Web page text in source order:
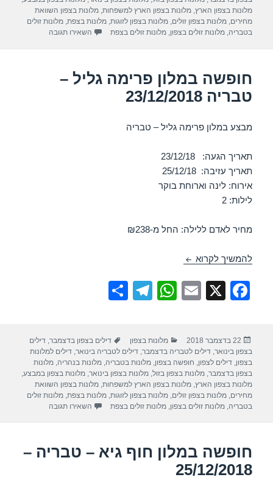
o
o
p
p
m
מלונות בצפון הארץ,מלונות בצפון הארץ למשפחות,מלונות בצפון השוואת
מחירים,מלונות בצפון זולים,מלונות בצפון לזוגות,מלונות בצפת,מלונות זולים
בטבריה,מלונות זולים בצפון,מלונות זולים בצפת השאירו תגובה
חופשה במלון פרימה גליל –
טבריה 23/12/2018
מבצע במלון פרימה גליל – טבריה
תאריך הגעה: 23/12/18
תאריך עזיבה: 25/12/18
אירוח: לינה וארוחת בוקר
לילות: 2
מחיר לאדם ללילה: החל מ-₪238
להמשיך לקרוא חופשה במלון פרימה גליל – טבריה 23/12/2018
F
e
b
o
o
X
E
W
s
A
p
p
T
gr
a
m
e
פורסם
בתאריך
22 בדצמבר 2018 קטגוריות
מלונות בצפון תגיות
דילים בצפון בדצמבר ,דילים
בצפון בינואר ,דילים לטבריה בדצמבר ,דילים לטבריה בינואר ,דילים למלונות
בצפון ,דילים לצפון חופשה בצפון ,מלונות בטבריה ,מלונות בנהריה ,מלונות
בצפון בדצמבר ,מלונות בצפון בזול ,מלונות בצפון בינואר ,מלונות בצפון במבצע
מלונות בצפון הארץ ,מלונות בצפון הארץ למשפחות ,מלונות בצפון השוואת
מחירים ,מלונות בצפון זולים ,מלונות בצפון לזוגות ,מלונות בצפת ,מלונות זולים
בטבריה ,מלונות זולים בצפון ,מלונות זולים בצפת השאירו תגובה
חופשה במלון חוף גיא – טבריה –
25/12/2018